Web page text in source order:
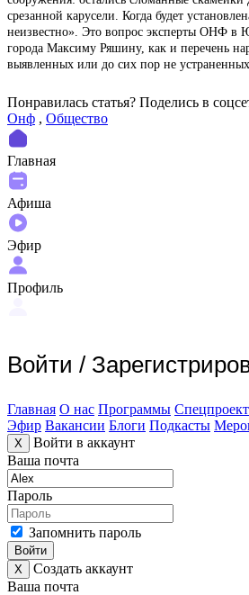
срезанной карусели. Когда будет
неизвестно». Это вопрос эксперты ОНФ в
города Максиму Ряшину, как и перечень
выявленных или до сих пор не устраненных.
Понравилась статья? Поделиcь в
Онф , Общество
Главная
Афиша
Эфир
Профиль
Войти /
Главная О нас Программы
Эфир Вакансии Блоги Подкасты
X
Войти в аккаунт
Ваша почта
Пароль
Запомнить пароль
Войти
X
Создать аккаунт
Ваша почта